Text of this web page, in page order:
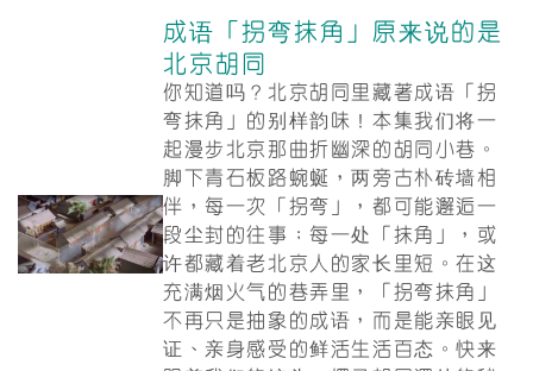
成语「拐弯抹角」原来说的是
北京胡同
你知道吗？北京胡同里藏著成语「拐
弯抹角」的别样韵味！本集我们将一
起漫步北京那曲折幽深的胡同小巷。
脚下青石板路蜿蜒，两旁古朴砖墙相
伴，每一次「拐弯」，都可能邂逅一
段尘封的往事；每一处「抹角」，或
许都藏着老北京人的家长里短。在这
充满烟火气的巷弄里，「拐弯抹角」
不再只是抽象的成语，而是能亲眼见
证、亲身感受的鲜活生活百态。快来